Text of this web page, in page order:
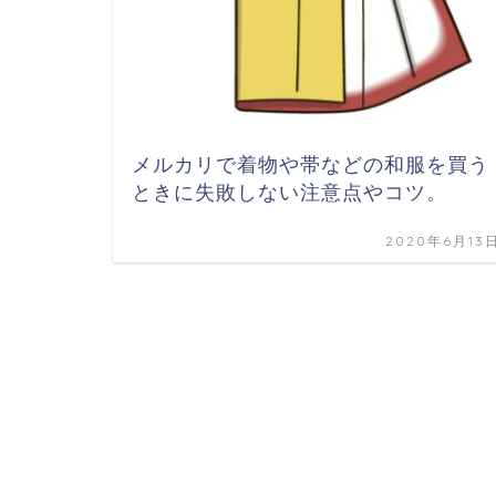
メルカリで着物や帯などの和服を買う
ときに失敗しない注意点やコツ。
2020年6月13